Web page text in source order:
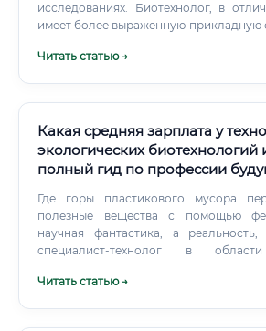
исследованиях. Биотехнолог, в
имеет более выраженную прикладную
создания конкретных продуктов.
Читать статью →
Какая средняя зарплата у
экологических биотехнологий
полный гид по профессии
Где горы пластикового мусора
полезные вещества с помощью
научная фантастика, а
специалист-технолог в области
Читать статью →